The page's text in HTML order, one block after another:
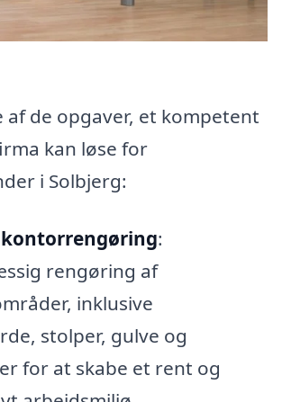
af de opgaver, et kompetent
kan løse for
i Solbjerg:
kontorrengøring:
rengøring af
inklusive
stolper, gulve og
for at skabe et rent og